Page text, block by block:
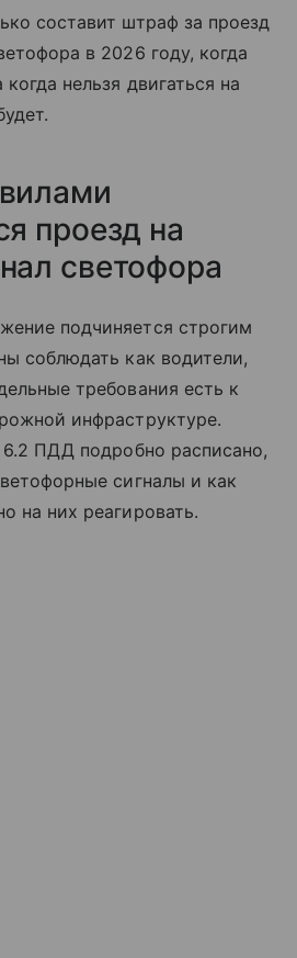
составит штраф за проезд
в 2026 году, когда
нельзя двигаться на
проезд на
светофора
подчиняется строгим
соблюдать как водители,
требования есть к
инфраструктуре.
ПДД подробно расписано,
сигналы и как
на них реагировать.